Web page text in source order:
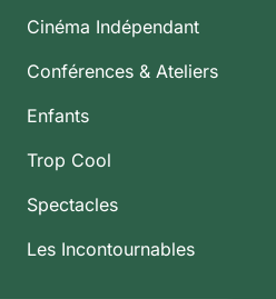
Cinéma Indépendant
Conférences & Ateliers
Enfants
Trop Cool
Spectacles
Les Incontournables